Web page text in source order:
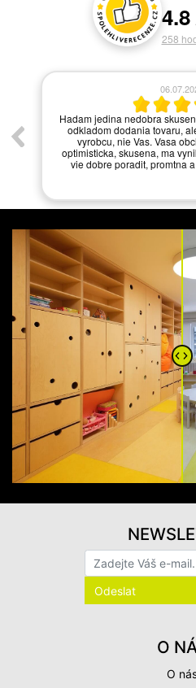
4.8
258
Hadam jedina nedobra
odkladom dodania tovaru,
vyrobcu, nie Vas. Vasa
optimisticka, skusena, ma
vie dobre poradit, promtna
O
O